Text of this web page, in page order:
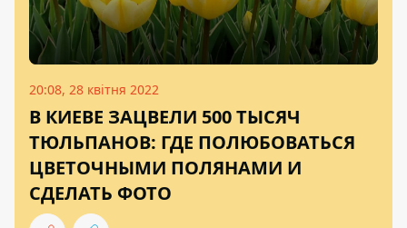
20:08, 28 квітня 2022
В КИЕВЕ ЗАЦВЕЛИ 500 ТЫСЯЧ
ТЮЛЬПАНОВ: ГДЕ ПОЛЮБОВАТЬСЯ
ЦВЕТОЧНЫМИ ПОЛЯНАМИ И
СДЕЛАТЬ ФОТО